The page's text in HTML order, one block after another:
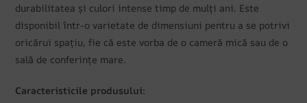
durabilitatea și culori intense timp de mulți ani. Este
disponibil într-o varietate de dimensiuni pentru a se potrivi
oricărui spațiu, fie că este vorba de o cameră mică sau de o
sală de conferințe mare.
Caracteristicile produsului: